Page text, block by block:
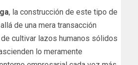
, la construcción de este tipo de
de una mera transacción
cultivar lazos humanos sólidos
lo meramente